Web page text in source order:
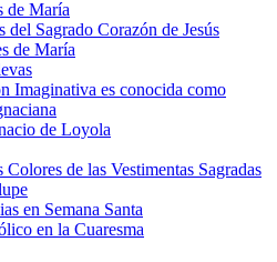
de María
del Sagrado Corazón de Jesús
de María
Imaginativa es conocida como
de Loyola
de las Vestimentas Sagradas
en Semana Santa
en la Cuaresma